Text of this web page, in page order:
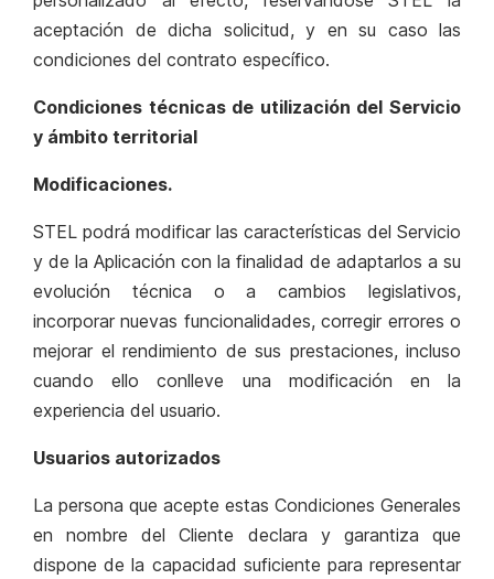
aceptación de dicha solicitud, y en su caso las
condiciones del contrato específico.
Condiciones técnicas de utilización del Servicio
y ámbito territorial
Modificaciones.
STEL podrá modificar las características del Servicio
y de la Aplicación con la finalidad de adaptarlos a su
evolución técnica o a cambios legislativos,
incorporar nuevas funcionalidades, corregir errores o
mejorar el rendimiento de sus prestaciones, incluso
cuando ello conlleve una modificación en la
experiencia del usuario.
Usuarios autorizados
La persona que acepte estas Condiciones Generales
en nombre del Cliente declara y garantiza que
dispone de la capacidad suficiente para representar